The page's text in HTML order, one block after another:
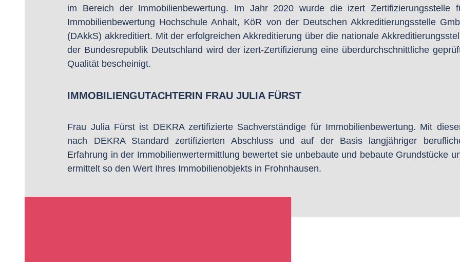
im Bereich der Immobilienbewertung. Im Jahr 2020 wurde die izert Zertifizierungsstelle
Immobilienbewertung Hochschule Anhalt, KöR von der Deutschen Akkreditierungsstelle
(DAkkS) akkreditiert. Mit der erfolgreichen Akkreditierung über die nationale
der Bundesrepublik Deutschland wird der izert-Zertifizierung eine überdurchschnittliche
Qualität bescheinigt.
IMMOBILIENGUTACHTERIN FRAU JULIA FÜRST
Frau Julia Fürst ist DEKRA zertifizierte Sachverständige für Immobilienbewertung. Mit
nach DEKRA Standard zertifizierten Abschluss und auf der Basis langjähriger
Erfahrung in der Immobilienwertermittlung bewertet sie unbebaute und bebaute Grundstücke
ermittelt so den Wert Ihres Immobilienobjekts in Frohnhausen.